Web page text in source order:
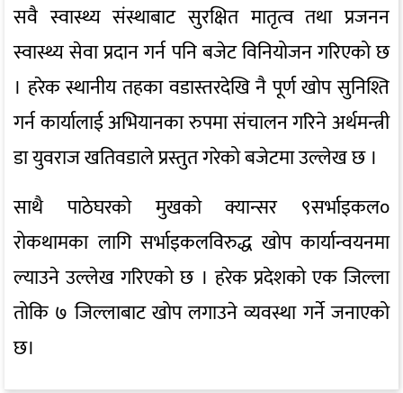
सवै स्वास्थ्य संस्थाबाट सुरक्षित मातृत्व तथा प्रजनन
स्वास्थ्य सेवा प्रदान गर्न पनि बजेट विनियोजन गरिएको छ
। हरेक स्थानीय तहका वडास्तरदेखि नै पूर्ण खोप सुनिश्ति
गर्न कार्यालाई अभियानका रुपमा संचालन गरिने अर्थमन्त्री
डा युवराज खतिवडाले प्रस्तुत गरेको बजेटमा उल्लेख छ ।
साथै पाठेघरको मुखको क्यान्सर ९सर्भाइकल०
रोकथामका लागि सर्भाइकलविरुद्ध खोप कार्यान्वयनमा
ल्याउने उल्लेख गरिएको छ । हरेक प्रदेशको एक जिल्ला
तोकि ७ जिल्लाबाट खोप लगाउने व्यवस्था गर्ने जनाएको
छ।